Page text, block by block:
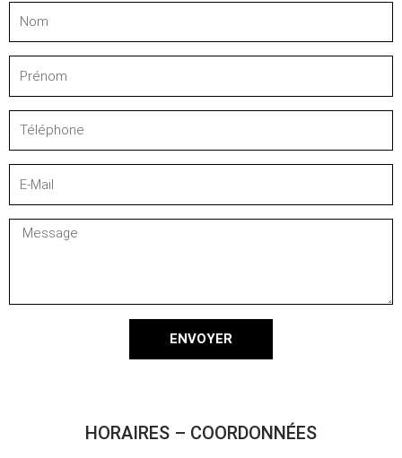
Mail
Message
ENVOYER
HORAIRES – COORDONNÉES